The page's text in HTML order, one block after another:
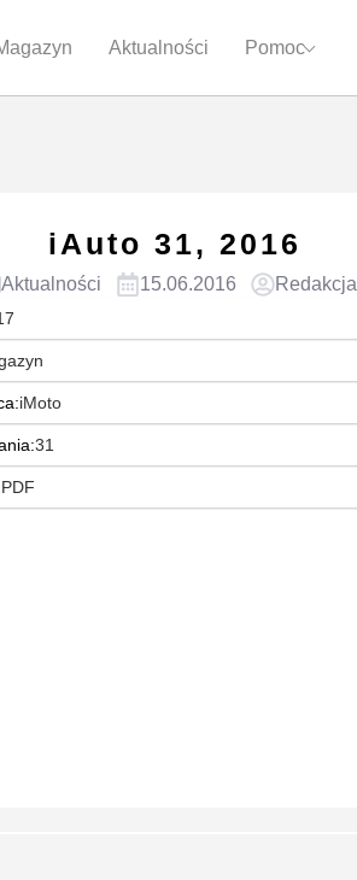
Aktualności Pomoc
iAuto 31, 2016
Aktualności 15.06.2016 Redakcja
iMoto
31
PDF